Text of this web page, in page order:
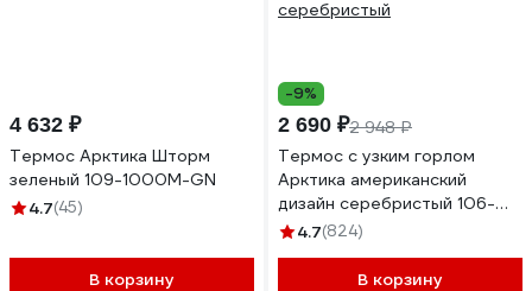
4 632 ₽
Термос Арктика Шторм
зеленый 109-1000М-GN
4.7(45)
В корзину
-9%
2 690 ₽2 948 ₽
Термос с узким горлом
Арктика американский
дизайн серебристый 106-
900 106-900-SR
4.7(824)
В корзину